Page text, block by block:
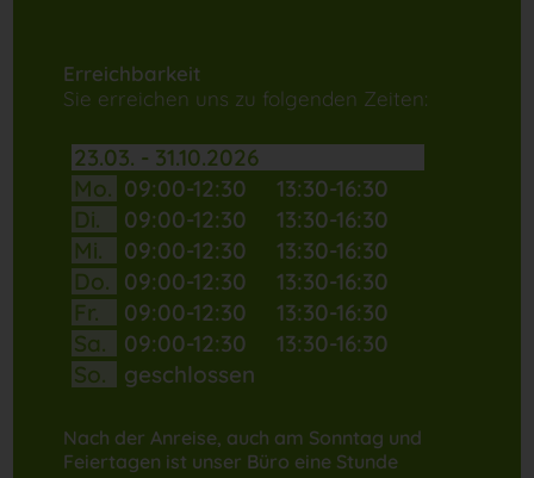
Erreichbarkeit
Sie erreichen uns zu folgenden Zeiten:
23.03. - 31.10.2026
Mo. 09:00-12:30
13:30-16:30
Di.
09:00-12:30
13:30-16:30
Mi.
09:00-12:30
13:30-16:30
Do. 09:00-12:30
13:30-16:30
Fr.
09:00-12:30
13:30-16:30
Sa.
09:00-12:30
13:30-16:30
So.
geschlossen
Nach der Anreise, auch am Sonntag und
Feiertagen ist unser Büro eine Stunde